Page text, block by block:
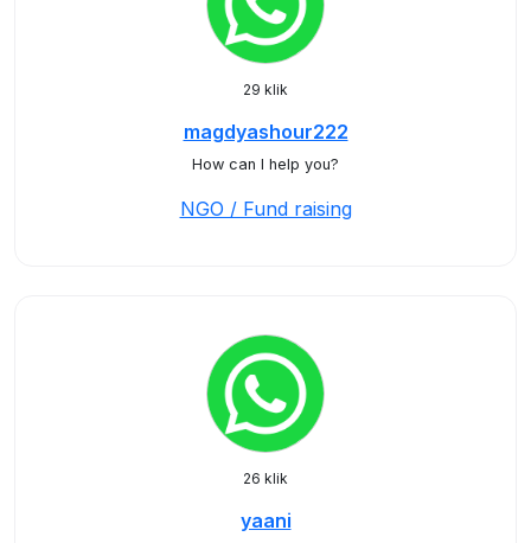
29 klik
magdyashour222
How can I help you?
NGO / Fund raising
26 klik
yaani